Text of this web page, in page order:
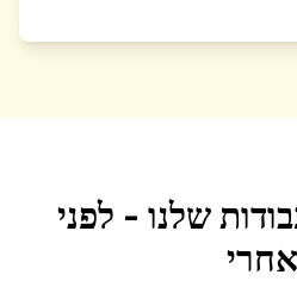
שלנו - לפני